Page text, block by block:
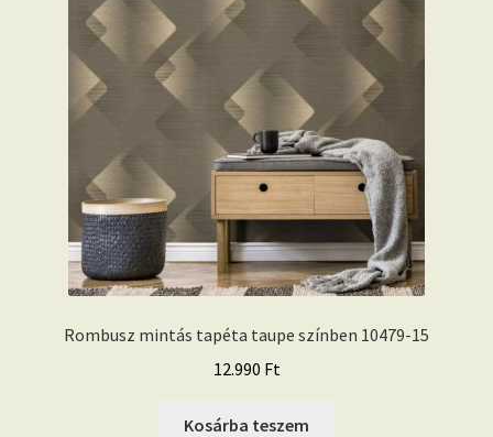
Rombusz mintás tapéta taupe színben 10479-15
12.990 Ft
Kosárba teszem